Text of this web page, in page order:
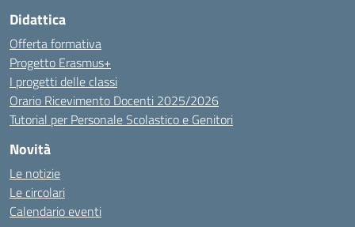
Didattica
Offerta formativa
Progetto Erasmus+
I progetti delle classi
Orario Ricevimento Docenti 2025/2026
Tutorial per Personale Scolastico e Genitori
Novità
Le notizie
Le circolari
Calendario eventi